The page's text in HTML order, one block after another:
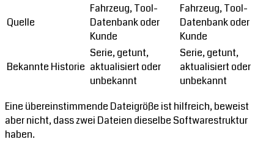
Quelle
Fahrzeug, Tool-
Datenbank oder
Kunde
Fahrzeug, Tool-
Datenbank oder
Kunde
Bekannte Historie
Serie, getunt,
aktualisiert oder
unbekannt
Serie, getunt,
aktualisiert oder
unbekannt
Eine übereinstimmende Dateigröße ist hilfreich, beweist
aber nicht, dass zwei Dateien dieselbe Softwarestruktur
haben.